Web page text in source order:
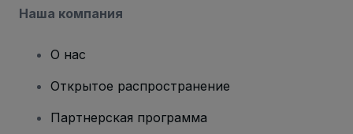
Наша компания
О нас
Открытое распространение
Партнерская программа